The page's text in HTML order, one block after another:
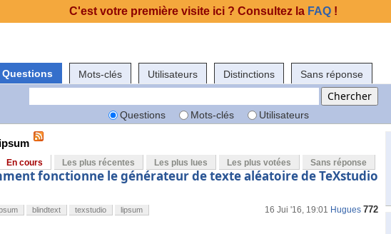
Questions Mots-clés Utilisateurs Distinctions Sans réponse
Questions Mots-clés Utilisateurs
En cours Les plus récentes Les plus lues Les plus votées Sans réponse
fonctionne le générateur de texte aléatoire de TeXstudio
16 Jui '16, 19:01 Hugues 772
blindtext texstudio lipsum
C'est votre première visite ici ? Consultez la FAQ !